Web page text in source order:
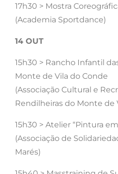
17h30 > Mostra
(Academia Sportdance)
14 OUT
15h30 > Rancho Infantil
Monte de Vila do Conde
(Associação Cultural e
Rendilheiras do Monte de
15h30 > Atelier “Pintura
(Associação de
Marés)